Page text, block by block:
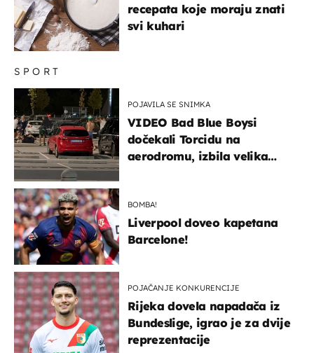
SPORT
POJAVILA SE SNIMKA
VIDEO Bad Blue Boysi
dočekali Torcidu na
aerodromu, izbila velika
BOMBA!
Liverpool doveo kapetana
Barcelone!
POJAČANJE KONKURENCIJE
Rijeka dovela napadača iz
Bundeslige, igrao je za dvije
reprezentacije
recepata koje moraju znati
svi kuhari